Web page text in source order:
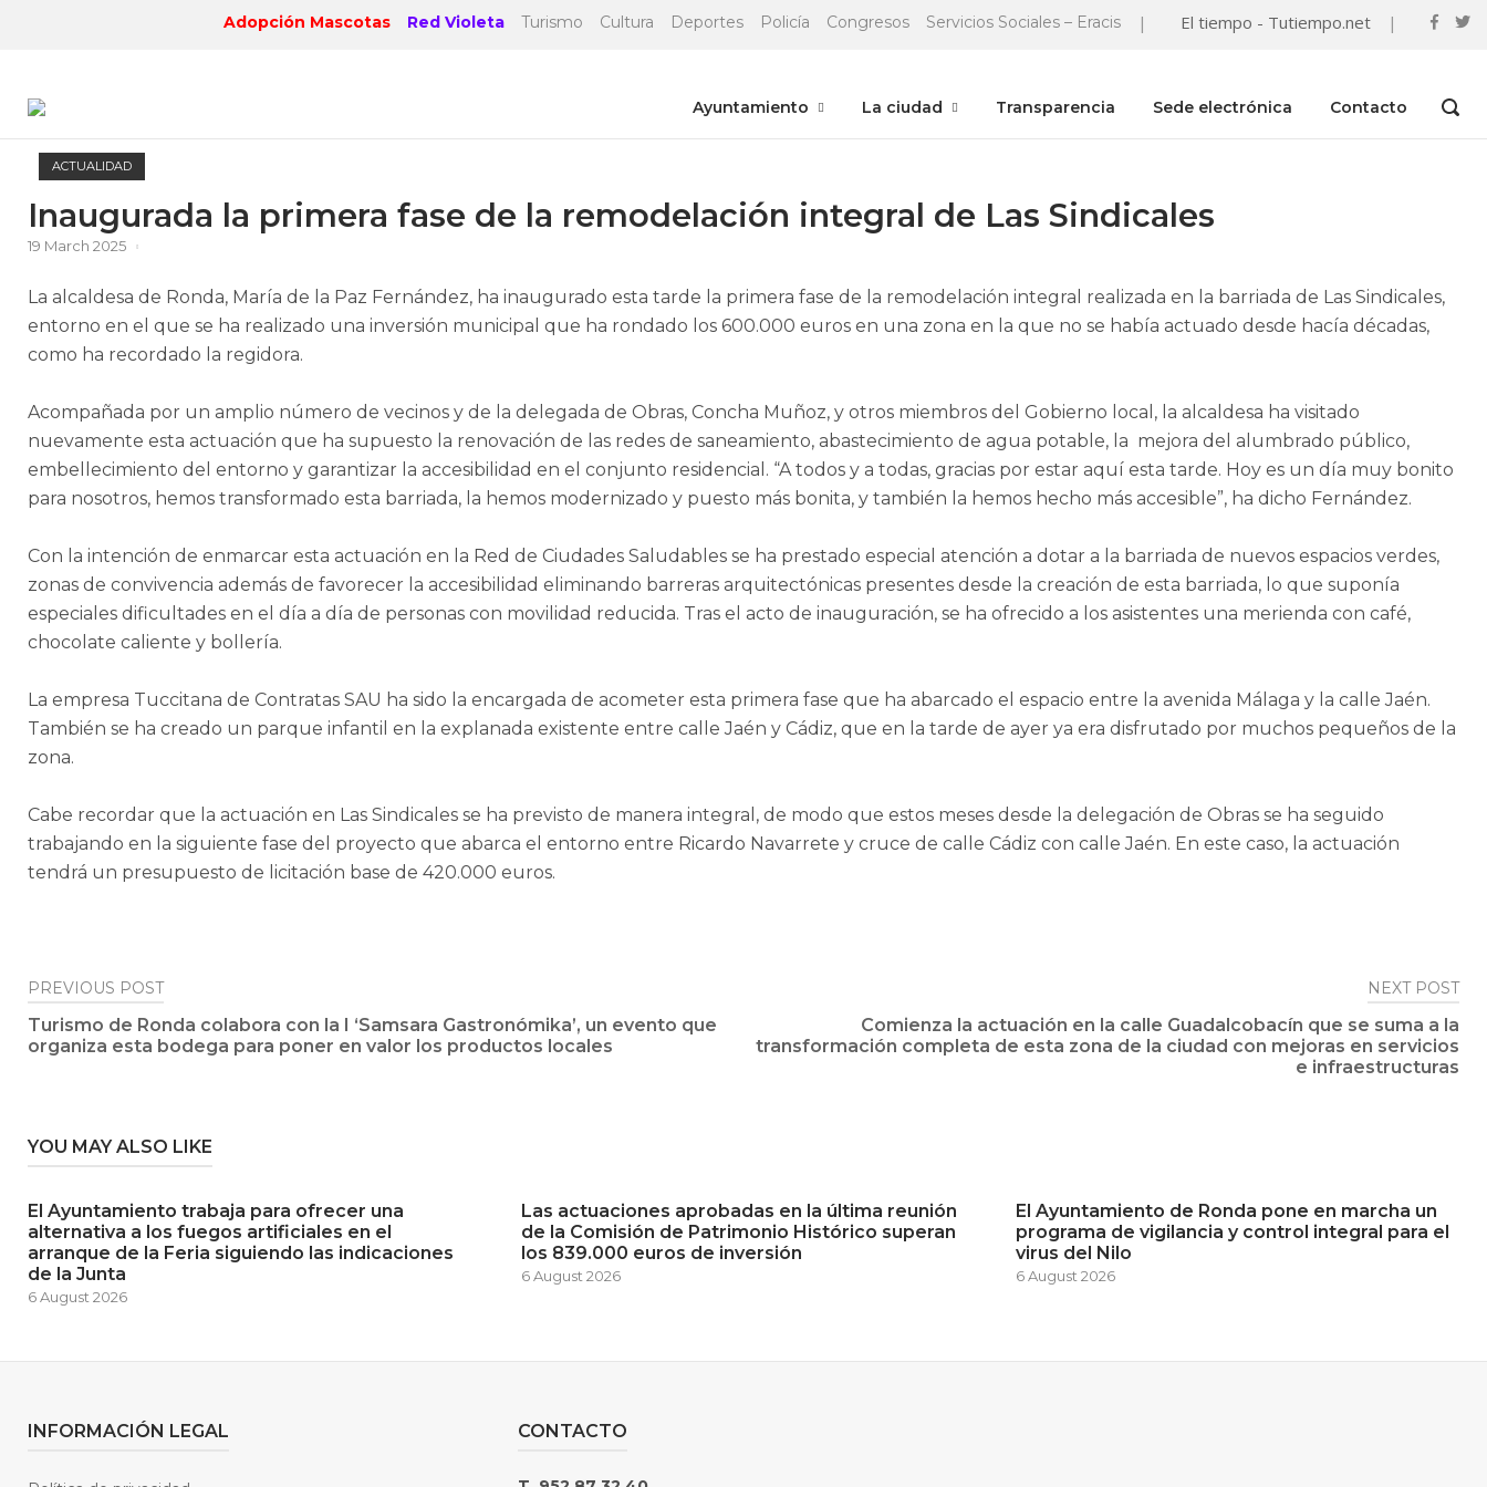
Adopción Mascotas Red Violeta Turismo Cultura Deportes Policía Congresos Servicios Sociales – Eracis | El tiempo - Tutiempo.net |
Ayuntamiento La ciudad Transparencia Sede electrónica Contacto
OPEN
ACTUALIDAD
Inaugurada la primera fase de la remodelación integral de Las Sindicales
19 March 2025
La alcaldesa de Ronda, María de la Paz Fernández, ha inaugurado esta tarde la primera fase de la remodelación integral realizada en la barriada de Las Sindicales,
entorno en el que se ha realizado una inversión municipal que ha rondado los 600.000 euros en una zona en la que no se había actuado desde hacía décadas,
como ha recordado la regidora.
Acompañada por un amplio número de vecinos y de la delegada de Obras, Concha Muñoz, y otros miembros del Gobierno local, la alcaldesa ha visitado
nuevamente esta actuación que ha supuesto la renovación de las redes de saneamiento, abastecimiento de agua potable, la mejora del alumbrado público,
embellecimiento del entorno y garantizar la accesibilidad en el conjunto residencial. “A todos y a todas, gracias por estar aquí esta tarde. Hoy es un día muy bonito
para nosotros, hemos transformado esta barriada, la hemos modernizado y puesto más bonita, y también la hemos hecho más accesible”, ha dicho Fernández.
Con la intención de enmarcar esta actuación en la Red de Ciudades Saludables se ha prestado especial atención a dotar a la barriada de nuevos espacios verdes,
zonas de convivencia además de favorecer la accesibilidad eliminando barreras arquitectónicas presentes desde la creación de esta barriada, lo que suponía
especiales dificultades en el día a día de personas con movilidad reducida. Tras el acto de inauguración, se ha ofrecido a los asistentes una merienda con café,
chocolate caliente y bollería.
La empresa Tuccitana de Contratas SAU ha sido la encargada de acometer esta primera fase que ha abarcado el espacio entre la avenida Málaga y la calle Jaén.
También se ha creado un parque infantil en la explanada existente entre calle Jaén y Cádiz, que en la tarde de ayer ya era disfrutado por muchos pequeños de la
zona.
Cabe recordar que la actuación en Las Sindicales se ha previsto de manera integral, de modo que estos meses desde la delegación de Obras se ha seguido
trabajando en la siguiente fase del proyecto que abarca el entorno entre Ricardo Navarrete y cruce de calle Cádiz con calle Jaén. En este caso, la actuación
tendrá un presupuesto de licitación base de 420.000 euros.
Post
navigation
PREVIOUS POST
Turismo de Ronda colabora con la I ‘Samsara Gastronómika’, un evento que
organiza esta bodega para poner en valor los productos locales
NEXT POST
Comienza la actuación en la calle Guadalcobacín que se suma a la
transformación completa de esta zona de la ciudad con mejoras en servicios
e infraestructuras
YOU MAY ALSO LIKE
El Ayuntamiento trabaja para ofrecer una
alternativa a los fuegos artificiales en el
arranque de la Feria siguiendo las indicaciones
de la Junta
6 August 2026
Las actuaciones aprobadas en la última reunión
de la Comisión de Patrimonio Histórico superan
los 839.000 euros de inversión
6 August 2026
El Ayuntamiento de Ronda pone en marcha un
programa de vigilancia y control integral para el
virus del Nilo
6 August 2026
INFORMACIÓN LEGAL CONTACTO